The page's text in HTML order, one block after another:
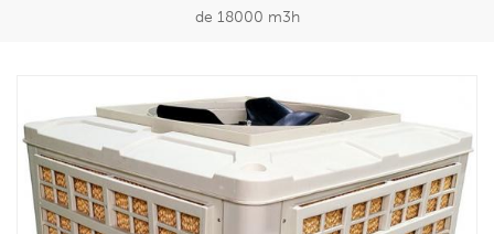
de 18000 m3h